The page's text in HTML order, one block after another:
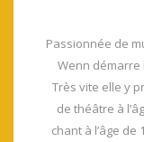
Passionnée de
Wenn démarre
Très vite elle y
de théâtre à
chant à l’âge